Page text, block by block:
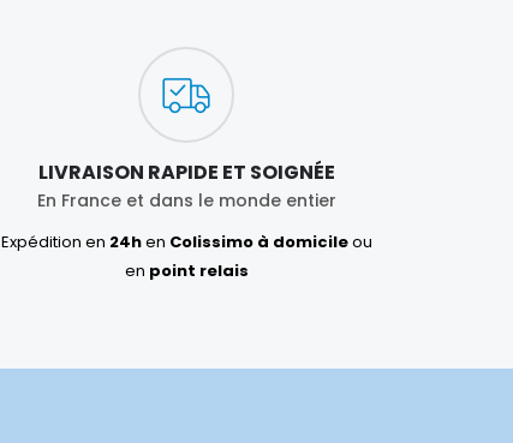
LIVRAISON RAPIDE ET SOIGNÉE
En France et dans le monde entier
Expédition en 24hen Colissimo à domicileou
en point relais